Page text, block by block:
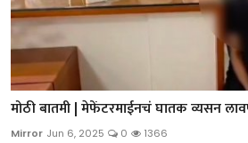
मोठी बातमी | मेफेंटरमाईनचं घातक व्यसन
Mirror Jun 6, 2025 0 1366